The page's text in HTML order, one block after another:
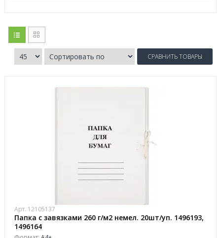
СРАВНИТЬ ТОВАРЫ
Арт. 12105137
Папка с завязками 260 г/м2 немел. 20шт/уп. 1496193,
1496164